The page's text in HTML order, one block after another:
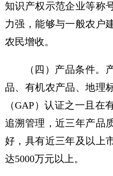
知识产权示范企业等称
力强，能够与一般农户
农民增收。
（四）产品条件。
品、有机农产品、地理
（GAP）认证之一且在
追溯管理，近三年产品
好，具有近三年及以上
达5000万元以上。